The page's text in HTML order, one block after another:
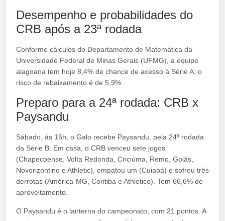
Desempenho e probabilidades do
CRB após a 23ª rodada
Conforme cálculos do Departamento de Matemática da
Universidade Federal de Minas Gerais (UFMG), a equipe
alagoana tem hoje 8,4% de chance de acesso à Série A; o
risco de rebaixamento é de 5,9%.
Preparo para a 24ª rodada: CRB x
Paysandu
Sábado, às 16h, o Galo recebe Paysandu, pela 24ª rodada
da Série B. Em casa, o CRB venceu sete jogos
(Chapecoense, Volta Redonda, Criciúma, Remo, Goiás,
Novorizontino e Athletic), empatou um (Cuiabá) e sofreu três
derrotas (América-MG, Coritiba e Athletico). Tem 66,6% de
aproveitamento.
O Paysandu é o lanterna do campeonato, com 21 pontos. A